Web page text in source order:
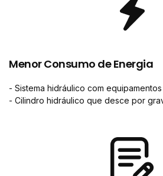
Menor Consumo de Energia
- Sistema hidráulico com
- Cilindro hidráulico que desce por